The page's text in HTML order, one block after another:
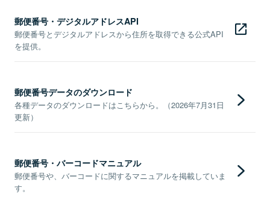
郵便番号・デジタルアドレスAPI
郵便番号とデジタルアドレスから住所を取得できる公式API
を提供。
郵便番号データのダウンロード
各種データのダウンロードはこちらから。（2026年7月31日
更新）
郵便番号・バーコードマニュアル
郵便番号や、バーコードに関するマニュアルを掲載していま
す。